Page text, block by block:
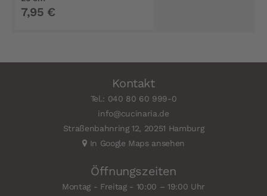
7,95 €
Kontakt
Tel.: 040 80 60 999-0
info@cucinaria.de
Straßenbahnring 12, 20251 Hamburg
In Google Maps ansehen
Öffnungszeiten
Montag - Freitag - 10:00 – 19:00 Uhr